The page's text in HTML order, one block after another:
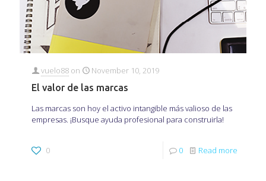
vuelo88 on
November 10, 2019
El valor de las marcas
Las marcas son hoy el activo intangible más valioso de las
empresas. ¡Busque ayuda profesional para construirla!
0 0 Read more